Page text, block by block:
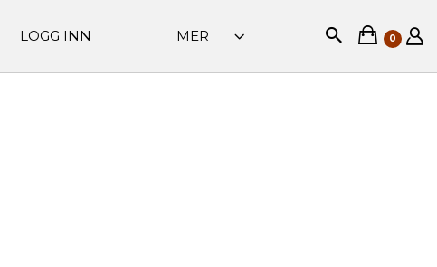
LOGG INN MER 0